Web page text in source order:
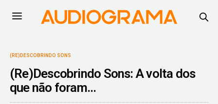
(RE)DESCOBRINDO SONS
(Re)Descobrindo Sons: A volta dos
que não foram…